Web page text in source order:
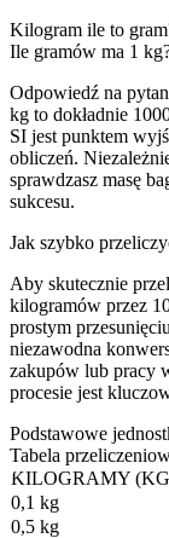
Kilogram ile to
Ile gramów ma 1
Odpowiedź na
kg to dokładnie
SI jest punktem
obliczeń.
sprawdzasz masę
sukcesu.
Jak szybko
Aby skutecznie
kilogramów przez
prostym
niezawodna
zakupów lub pracy
procesie jest
Podstawowe
Tabela
KILOGRAMY
0,1 kg
0,5 kg